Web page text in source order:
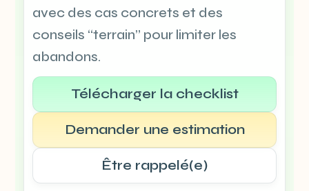
avec des cas concrets et des
conseils “terrain” pour limiter les
abandons.
Télécharger la checklist
Demander une estimation
Être rappelé(e)